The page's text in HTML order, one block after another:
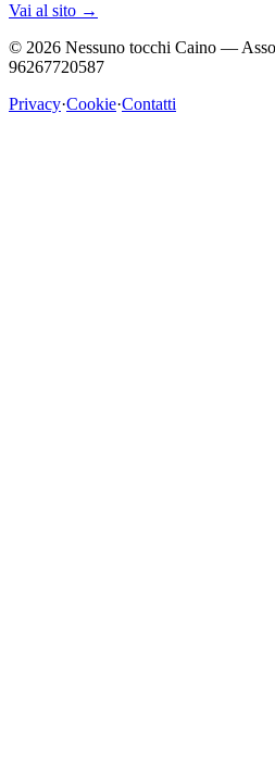
Vai al sito →
© 2026 Nessuno tocchi Caino —
96267720587
Privacy·Cookie·Contatti